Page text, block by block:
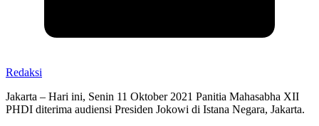
Redaksi
Jakarta – Hari ini, Senin 11 Oktober 2021 Panitia Mahasabha XII
PHDI diterima audiensi Presiden Jokowi di Istana Negara, Jakarta.